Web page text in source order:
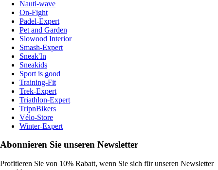
Nauti-wave
On-Fight
Padel-Expert
Pet and Garden
Slowood Interior
Smash-Expert
Sneak'In
Sneakids
Sport is good
Training-Fit
Trek-Expert
Triathlon-Expert
TripnBikers
Vélo-Store
Winter-Expert
Abonnieren Sie unseren Newsletter
Profitieren Sie von 10% Rabatt, wenn Sie sich für unseren Newsletter